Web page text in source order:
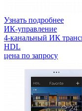
Узнать подробнее
ИК-управление
4-канальный ИК
HDL
цена по запросу